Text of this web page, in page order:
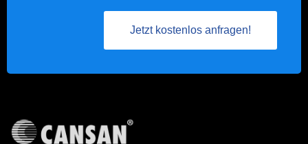
Jetzt kostenlos anfragen!